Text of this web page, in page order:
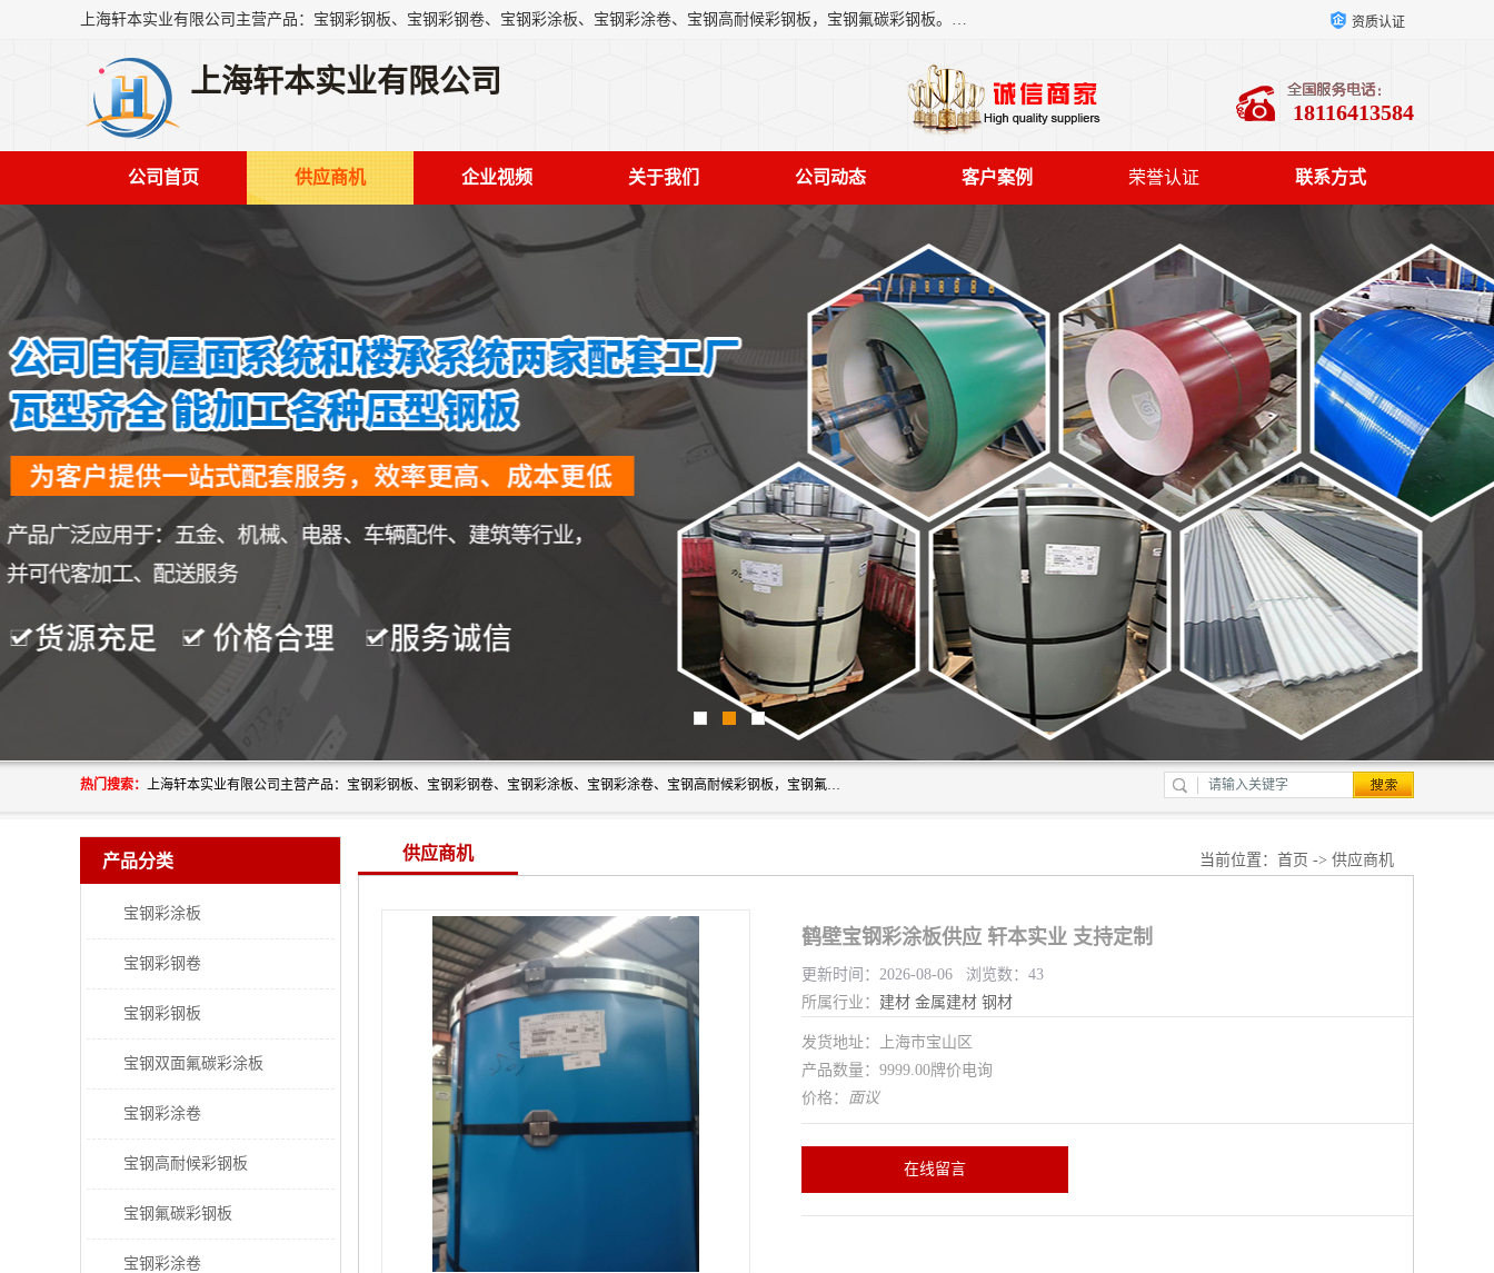
上海轩本实业有限公司主营产品：宝钢彩钢板、宝钢彩钢卷、宝钢彩涂板、宝钢彩涂卷、宝钢高耐候彩钢板，宝钢氟碳彩钢板。是一家集钢铁贸易，物流、加工为一体的产业全配套公司。 资质认证
上海轩本实业有限公司
18116413584
公司首页 供应商机 企业视频 关于我们 公司动态 客户案例 荣誉认证 联系方式
热门搜索： 上海轩本实业有限公司主营产品：宝钢彩钢板、宝钢彩钢卷、宝钢彩涂板、宝钢彩涂卷、宝钢高耐候彩钢板，宝钢氟碳彩钢板。是一家集钢铁贸易，物流、加工为一体的产业全配套公司。
产品分类
宝钢彩涂板
宝钢彩钢卷
宝钢彩钢板
宝钢双面氟碳彩涂板
宝钢彩涂卷
宝钢高耐候彩钢板
宝钢氟碳彩钢板
宝钢彩涂卷
供应商机 当前位置： 首页 -> 供应商机
鹤壁宝钢彩涂板供应 轩本实业 支持定制
更新时间：2026-08-06 浏览数：43
所属行业： 建材 金属建材 钢材
发货地址：上海市宝山区
产品数量：9999.00牌价电询
价格： 面议
在线留言